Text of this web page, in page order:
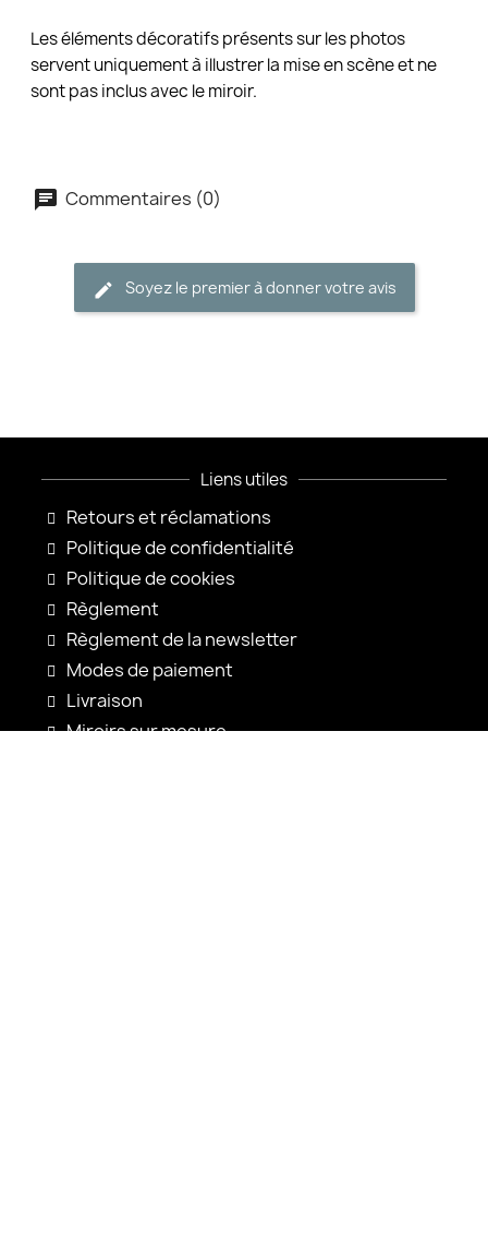
Les éléments décoratifs présents sur les photos
servent uniquement à illustrer la mise en scène et ne
sont pas inclus avec le miroir.
Commentaires (0)
Soyez le premier à donner votre avis
Liens utiles
Retours et réclamations
Politique de confidentialité
Politique de cookies
Règlement
Règlement de la newsletter
Modes de paiement
Livraison
Miroirs sur mesure